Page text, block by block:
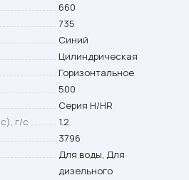
660
735
Синий
Цилиндрическая
Горизонтальное
500
Серия H/HR
г/с
1.2
3796
Для воды, Для
дизельного